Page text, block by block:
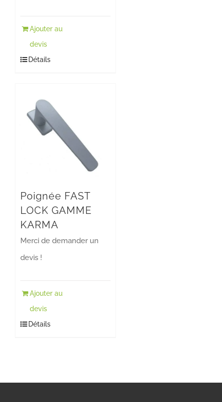
Ajouter au
devis
Détails
Poignée FAST
LOCK GAMME
KARMA
Merci de demander un
devis !
Ajouter au
devis
Détails